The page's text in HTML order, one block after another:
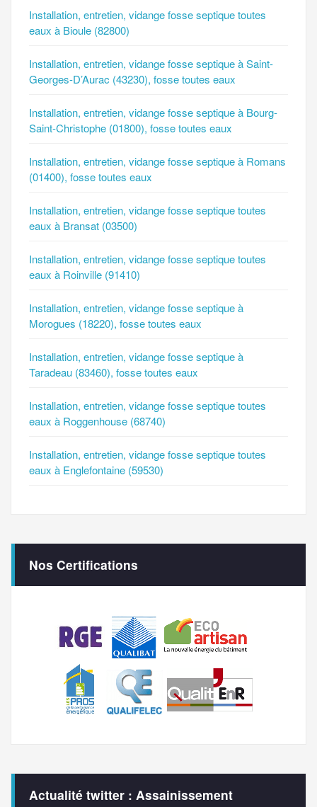
Installation, entretien, vidange fosse septique toutes
eaux à Bioule (82800)
Installation, entretien, vidange fosse septique à Saint-
Georges-D’Aurac (43230), fosse toutes eaux
Installation, entretien, vidange fosse septique à Bourg-
Saint-Christophe (01800), fosse toutes eaux
Installation, entretien, vidange fosse septique à Romans
(01400), fosse toutes eaux
Installation, entretien, vidange fosse septique toutes
eaux à Bransat (03500)
Installation, entretien, vidange fosse septique toutes
eaux à Roinville (91410)
Installation, entretien, vidange fosse septique à
Morogues (18220), fosse toutes eaux
Installation, entretien, vidange fosse septique à
Taradeau (83460), fosse toutes eaux
Installation, entretien, vidange fosse septique toutes
eaux à Roggenhouse (68740)
Installation, entretien, vidange fosse septique toutes
eaux à Englefontaine (59530)
Nos Certifications
Actualité twitter : Assainissement